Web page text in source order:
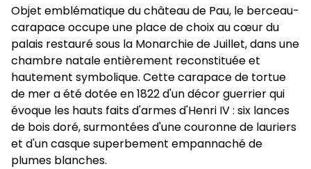
Objet emblématique du château de Pau, le berceau-
carapace occupe une place de choix au cœur du
palais restauré sous la Monarchie de Juillet, dans une
chambre natale entièrement reconstituée et
hautement symbolique. Cette carapace de tortue
de mer a été dotée en 1822 d'un décor guerrier qui
évoque les hauts faits d'armes d'Henri IV : six lances
de bois doré, surmontées d'une couronne de lauriers
et d'un casque superbement empannaché de
plumes blanches.